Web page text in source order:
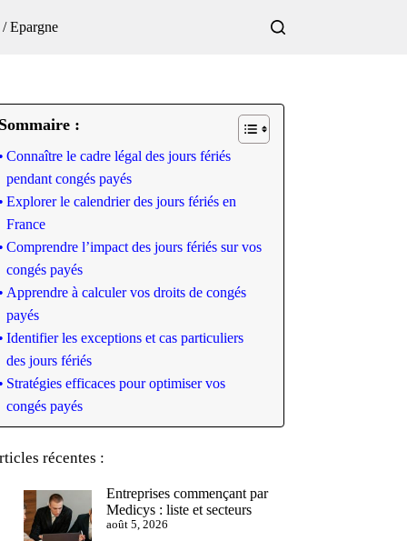
Epargne
Sommaire :
Connaître le cadre légal des jours fériés
pendant congés payés
Explorer le calendrier des jours fériés en
France
Comprendre l’impact des jours fériés sur vos
congés payés
Apprendre à calculer vos droits de congés
payés
Identifier les exceptions et cas particuliers
des jours fériés
Stratégies efficaces pour optimiser vos
congés payés
récentes :
Entreprises commençant par
Medicys : liste et secteurs
août 5, 2026